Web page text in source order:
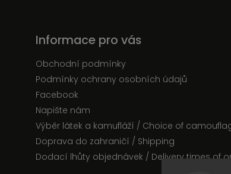
Informace pro vás
Obchodní podmínky
Podmínky ochrany osobních údajů
Facebook
Napište nám
Výběr látek a kamufláží / Choice of
Doprava do zahraničí / Shipping
Dodací lhůty objednávek / Delivery times of